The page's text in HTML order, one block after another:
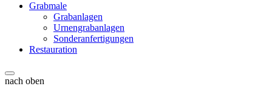
Grabmale
Grabanlagen
Urnengrabanlagen
Sonderanfertigungen
Restauration
nach oben